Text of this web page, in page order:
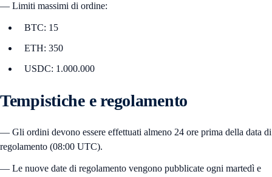
— Limiti massimi di ordine:
BTC: 15
ETH: 350
USDC: 1.000.000
Tempistiche e regolamento
— Gli ordini devono essere effettuati almeno 24 ore prima della data di
regolamento (08:00 UTC).
— Le nuove date di regolamento vengono pubblicate ogni martedì e